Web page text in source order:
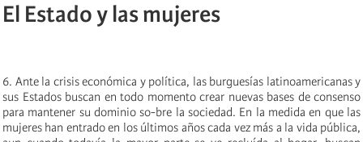
El Estado y las mujeres
6. Ante la crisis económica y política, las burguesías latinoamericanas y
sus Estados buscan en todo momento crear nuevas bases de consenso
para mantener su dominio so-bre la sociedad. En la medida en que las
mujeres han entrado en los últimos años cada vez más a la vida pública,